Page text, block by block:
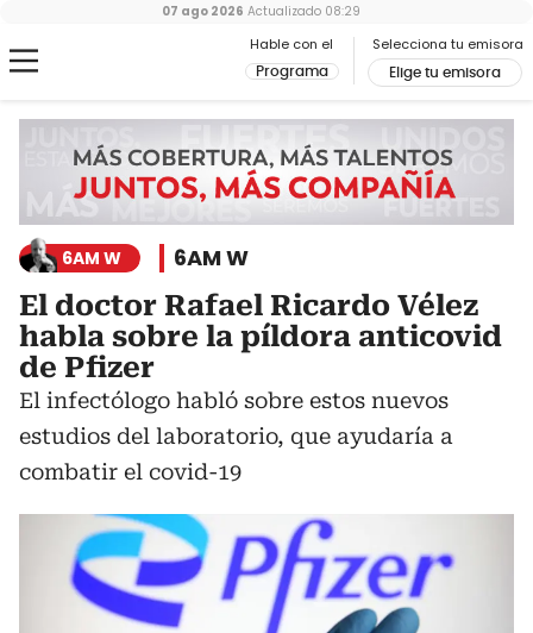
Hable con el
Programa
Selecciona tu emisora
Elige tu emisora
07 ago 2026 Actualizado 08:29
6AM W 6AM W
El doctor Rafael Ricardo Vélez
habla sobre la píldora anticovid
de Pfizer
El infectólogo habló sobre estos nuevos
estudios del laboratorio, que ayudaría a
combatir el covid-19